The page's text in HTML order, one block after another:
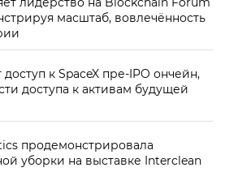
масштаб, вовлечённость
к SpaceX пре-IPO ончейн,
доступа к активам будущей
продемонстрировала
уборки на выставке Interclean